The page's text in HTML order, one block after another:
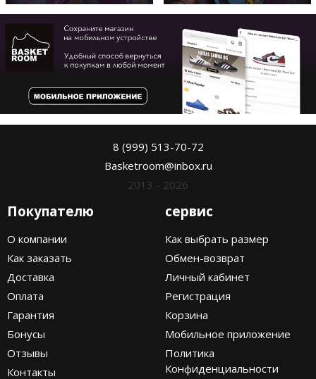
8 (999) 513-70-72
Basketroom@inbox.ru
2013 - 2026
Покупателю
О компании
Как заказать
Доставка
Оплата
Гарантия
Бонусы
Отзывы
Контакты
сервис
Как выбрать размер
Обмен-возврат
Личный кабинет
Регистрация
Корзина
Мобильное приложение
Политика
Конфиденциальности